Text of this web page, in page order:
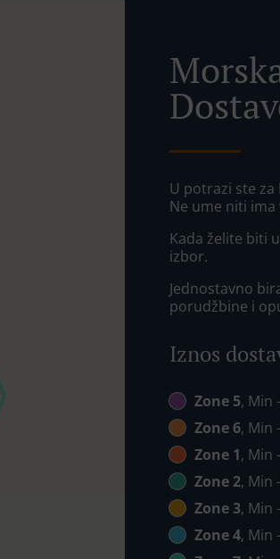
U potrazi ste
Ne ume niti
Kada želite biti
izbor.
Jednostavno
porudžbine i
Iznos
Zone 5, Min
Zone 6, Min
Zone 1, Min
Zone 2, Min
Zone 3, Min
Zone 4, Min